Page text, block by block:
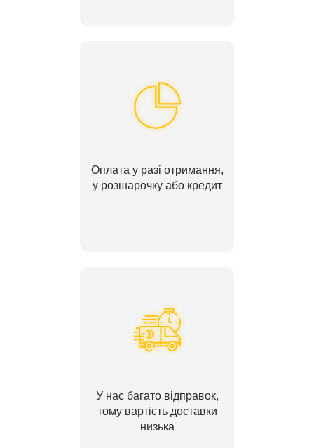
Оплата у разі отримання,
у розшарочку або кредит
У нас багато відправок,
тому вартість доставки
низька